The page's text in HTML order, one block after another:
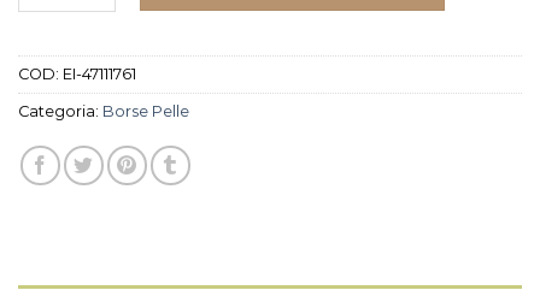
COD: EI-47111761
Categoria: Borse Pelle